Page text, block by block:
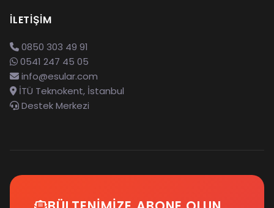
İLETIŞIM
0850 303 49 91
0541 247 45 05
info@esular.com
İTÜ Teknokent, İstanbul
Destek Merkezi